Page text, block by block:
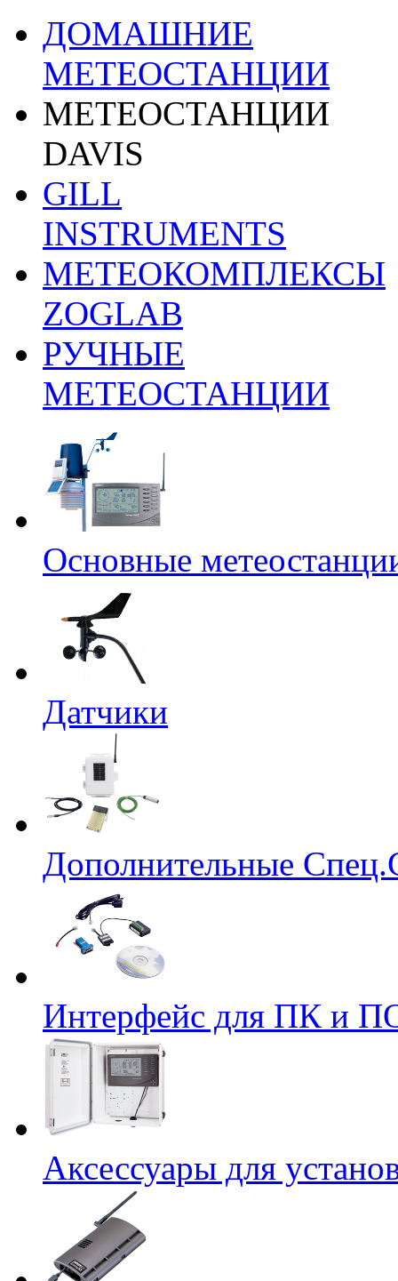
ДОМАШНИЕ
МЕТЕОСТАНЦИИ
МЕТЕОСТАНЦИИ
DAVIS
GILL
INSTRUMENTS
МЕТЕОКОМПЛЕКСЫ
ZOGLAB
РУЧНЫЕ
МЕТЕОСТАНЦИИ
Основные
Датчики
Дополнительные
Интерфейс для ПК и
Аксессуары для